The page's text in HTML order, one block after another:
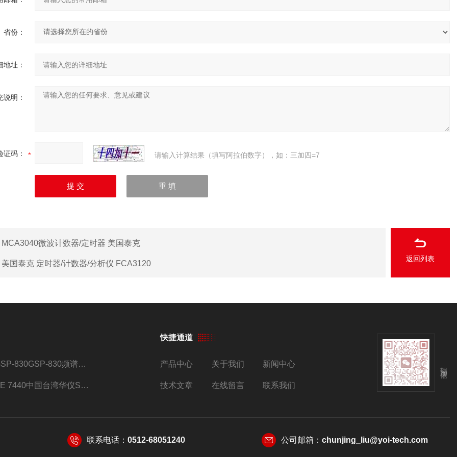
省份：
地址：
说明：
证码： 请输入计算结果（填写阿拉伯数字），如：三加四=7
MCA3040微波计数器/定时器 美国泰克
美国泰克 定时器/计数器/分析仪 FCA3120
返回列表
GSP-830GSP-830频谱分析仪
SE 7440中国台湾华仪SE系列安规综合分析仪
快捷通道
产品中心 关于我们 新闻中心
技术文章 在线留言 联系我们
联系电话： 0512-68051240 公司邮箱： chunjing_liu@yoi-tech.com